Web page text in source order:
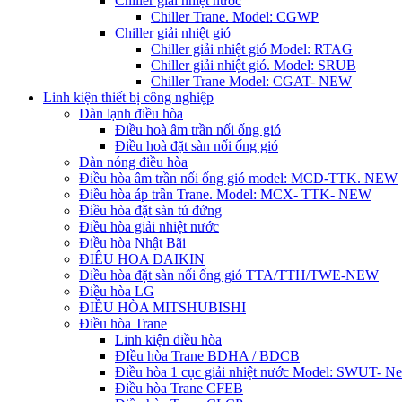
Chiller Trane. Model: CGWP
Chiller giải nhiệt gió
Chiller giải nhiệt gió Model: RTAG
Chiller giải nhiệt gió. Model: SRUB
Chiller Trane Model: CGAT- NEW
Linh kiện thiết bị công nghiệp
Dàn lạnh điều hòa
Điều hoà âm trần nối ống gió
Điều hoà đặt sàn nối ống gió
Dàn nóng điều hòa
Điều hòa âm trần nối ống gió model: MCD-TTK. NEW
Điều hòa áp trần Trane. Model: MCX- TTK- NEW
Điều hòa đặt sàn tủ đứng
Điều hòa giải nhiệt nước
Điều hòa Nhật Bãi
ĐIÊU HOA DAIKIN
Điều hòa đặt sàn nối ống gió TTA/TTH/TWE-NEW
Điều hòa LG
ĐIỀU HÒA MITSHUBISHI
Điều hòa Trane
Linh kiện điều hòa
ĐIều hòa Trane BDHA / BDCB
Điều hòa 1 cục giải nhiệt nước Model: SWUT-
Điều hòa Trane CFEB